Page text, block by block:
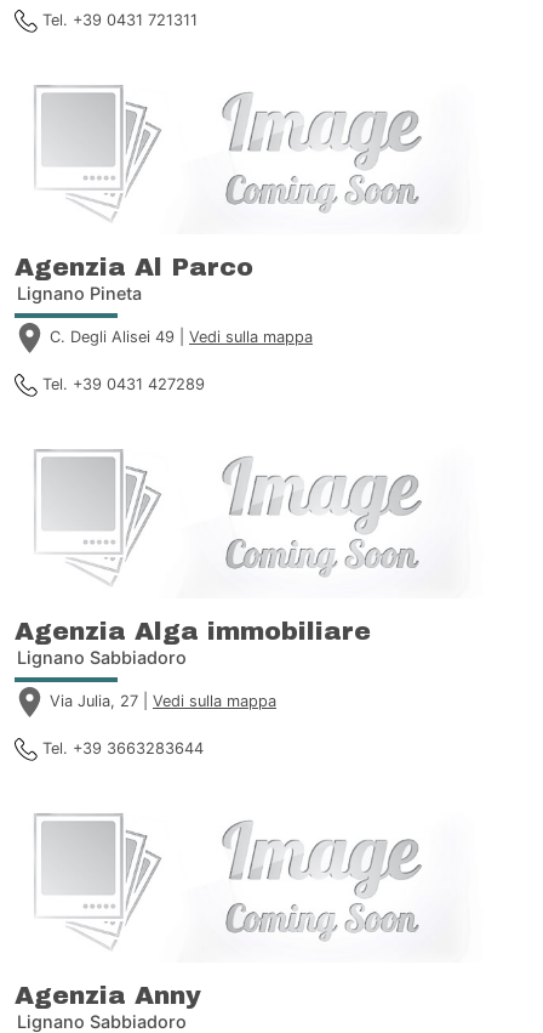
Tel. +39 0431 721311
Agenzia Al Parco
Lignano Pineta
C. Degli Alisei 49 | Vedi sulla mappa
Tel. +39 0431 427289
Agenzia Alga immobiliare
Lignano Sabbiadoro
Via Julia, 27 | Vedi sulla mappa
Tel. +39 3663283644
Agenzia Anny
Lignano Sabbiadoro